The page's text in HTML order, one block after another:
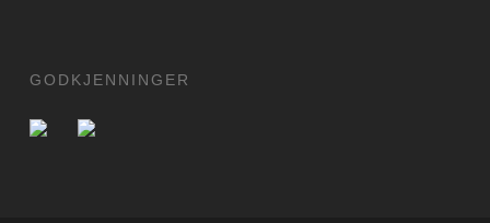
GODKJENNINGER